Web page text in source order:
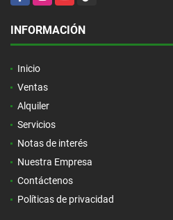
INFORMACIÓN
Inicio
Ventas
Alquiler
Servicios
Notas de interés
Nuestra Empresa
Contáctenos
Políticas de privacidad